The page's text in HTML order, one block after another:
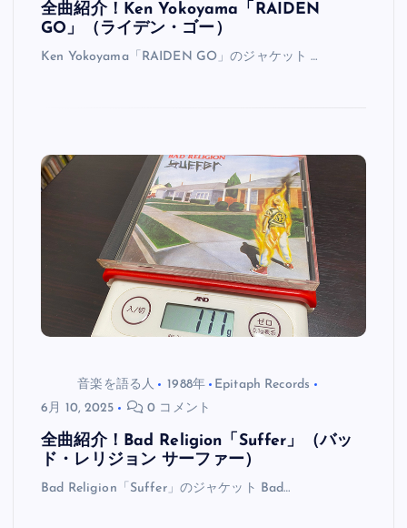
全曲紹介！Ken Yokoyama「RAIDEN
GO」（ライデン・ゴー）
Ken Yokoyama「RAIDEN GO」のジャケット …
音楽を語る人 1988年
Epitaph Records
6月 10, 2025
0 コメント
全曲紹介！Bad Religion「Suffer」（バッ
ド・レリジョン サーファー）
Bad Religion「Suffer」のジャケット Bad…